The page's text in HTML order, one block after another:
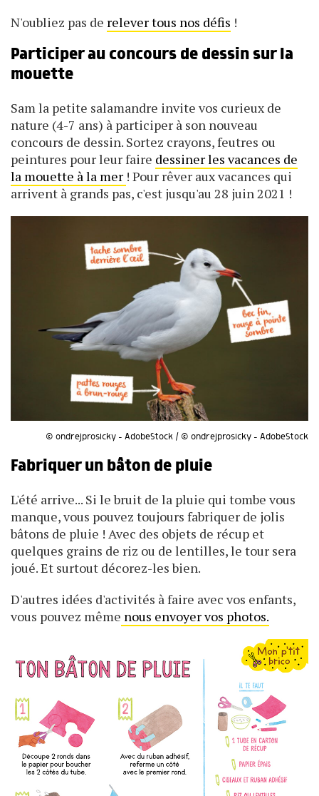
N'oubliez pas de relever tous nos défis !
Participer au concours de dessin sur la
mouette
Sam la petite salamandre invite vos curieux de
nature (4-7 ans) à participer à son nouveau
concours de dessin. Sortez crayons, feutres ou
peintures pour leur faire dessiner les vacances de
la mouette à la mer ! Pour rêver aux vacances qui
arrivent à grands pas, c'est jusqu'au 28 juin 2021 !
© ondrejprosicky – AdobeStock / © ondrejprosicky – AdobeStock
Fabriquer un bâton de pluie
L'été arrive... Si le bruit de la pluie qui tombe vous
manque, vous pouvez toujours fabriquer de jolis
bâtons de pluie ! Avec des objets de récup et
quelques grains de riz ou de lentilles, le tour sera
joué. Et surtout décorez-les bien.
D'autres idées d'activités à faire avec vos enfants,
vous pouvez même nous envoyer vos photos.